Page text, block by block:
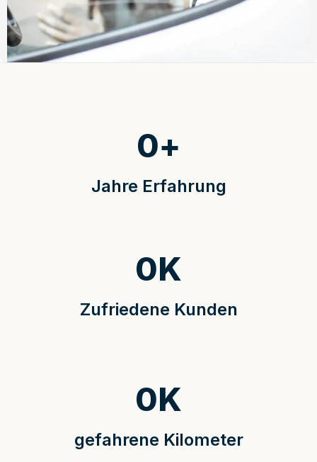
Jahre Erfahrung
0+
Zufriedene Kunden
0K
gefahrene Kilometer
0K